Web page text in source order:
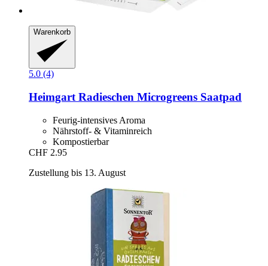
Warenkorb
5.0 (4)
Heimgart Radieschen Microgreens Saatpad
Feurig-intensives Aroma
Nährstoff- & Vitaminreich
Kompostierbar
CHF 2.95
Zustellung bis 13. August